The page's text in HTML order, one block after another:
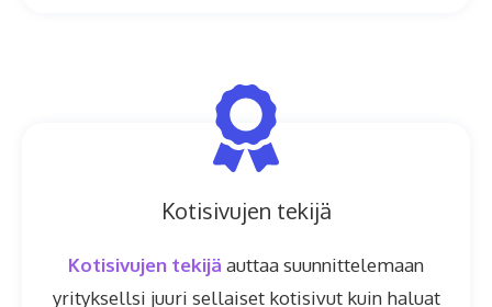
Kotisivujen tekijä
Kotisivujen tekijä auttaa suunnittelemaan
yrityksellsi juuri sellaiset kotisivut kuin haluat